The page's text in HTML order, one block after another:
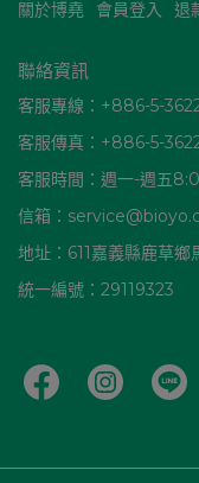
關於博堯 會員登入 退
聯絡資訊
客服專線：+886-5-
客服傳真：+886-5-
客服時間：週一-週五
信箱：
地址：611嘉義縣鹿草
統一編號：29119323